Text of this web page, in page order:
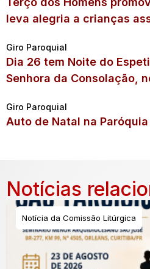
leva alegria a crianças
Giro Paroquial
Dia 26 tem Noite do
Senhora da Consolação,
Giro Paroquial
Auto de Natal na
Notícias
Notícia da Comissão Litúrgica